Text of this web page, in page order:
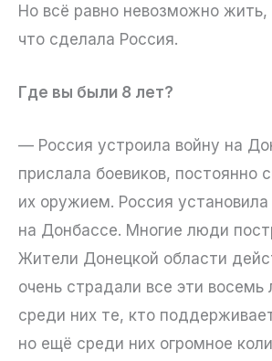
Но всё равно невозможно жить,
что сделала Россия.
Где вы были 8 лет?
— Россия устроила войну на
прислала боевиков, постоянно
их оружием. Россия
на Донбассе. Многие люди
Жители Донецкой области
очень страдали все эти восемь
среди них те, кто
но ещё среди них огромное